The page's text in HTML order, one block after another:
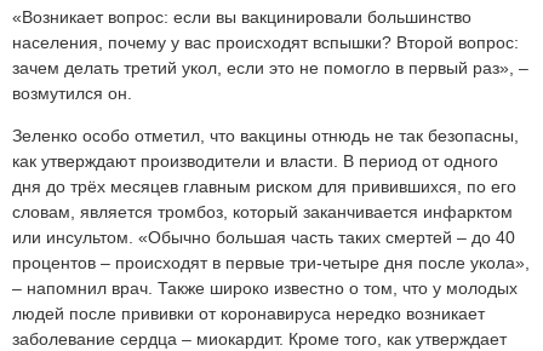
«Возникает вопрос: если вы вакцинировали большинство
населения, почему у вас происходят вспышки? Второй вопрос:
зачем делать третий укол, если это не помогло в первый раз», –
возмутился он.
Зеленко особо отметил, что вакцины отнюдь не так безопасны,
как утверждают производители и власти. В период от одного
дня до трёх месяцев главным риском для привившихся, по его
словам, является тромбоз, который заканчивается инфарктом
или инсультом. «Обычно большая часть таких смертей – до 40
процентов – происходят в первые три-четыре дня после укола»,
– напомнил врач. Также широко известно о том, что у молодых
людей после прививки от коронавируса нередко возникает
заболевание сердца – миокардит. Кроме того, как утверждает